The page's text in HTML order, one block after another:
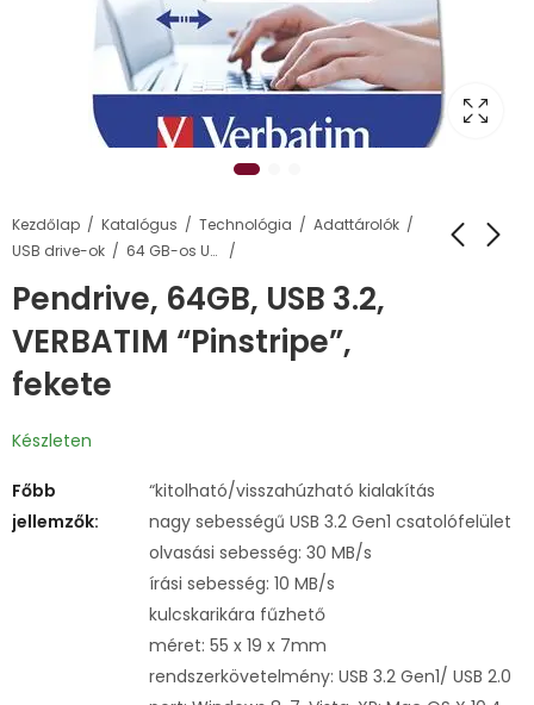
Kezdőlap Katalógus Technológia
Adattárolók
USB drive-ok
64 GB-os USB pendrive-ok
Pendrive, 64GB, USB 3.2,
VERBATIM “Pinstripe”,
fekete
Készleten
Főbb
jellemzők:
“kitolható/visszahúzható kialakítás
nagy sebességű USB 3.2 Gen1 csatolófelület
olvasási sebesség: 30 MB/s
írási sebesség: 10 MB/s
kulcskarikára fűzhető
méret: 55 x 19 x 7mm
rendszerkövetelmény: USB 3.2 Gen1/ USB 2.0